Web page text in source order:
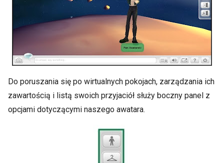
Do poruszania się po wirtualnych pokojach, zarządzania ich
zawartością i listą swoich przyjaciół służy boczny panel z
opcjami dotyczącymi naszego awatara.